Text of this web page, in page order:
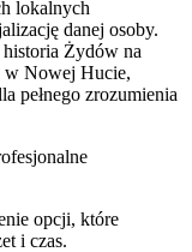
lokalnych
danej osoby.
historia Żydów na
w Nowej Hucie,
pełnego zrozumienia
opcji, które
i czas.